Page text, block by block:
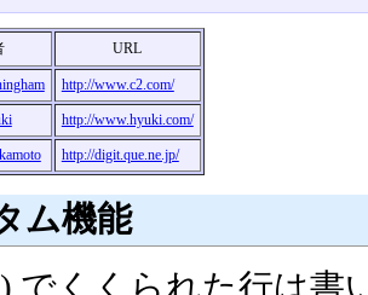
URL
http://www.c2.com/
http://www.hyuki.com/
http://digit.que.ne.jp/
ム機能
でくくられた行は書